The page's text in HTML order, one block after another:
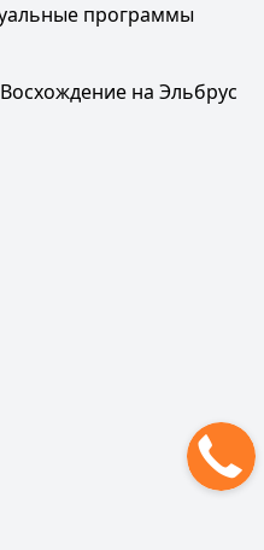
программы
Восхождение на Эльбрус